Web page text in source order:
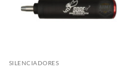
SILENCIADORES